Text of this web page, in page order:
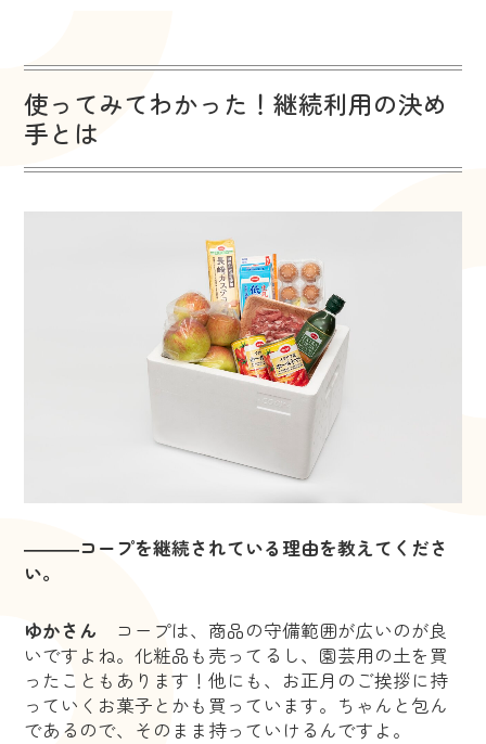
使ってみてわかった！継続利用の決め
手とは
―――コープを継続されている理由を教えてくださ
い。
ゆかさん コープは、商品の守備範囲が広いのが良
いですよね。化粧品も売ってるし、園芸用の土を買
ったこともあります！他にも、お正月のご挨拶に持
っていくお菓子とかも買っています。ちゃんと包ん
であるので、そのまま持っていけるんですよ。